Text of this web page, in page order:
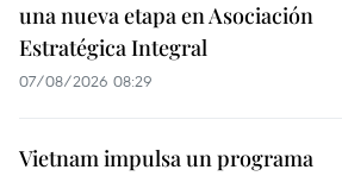
una nueva etapa en Asociación
Estratégica Integral
07/08/2026 08:29
Vietnam impulsa un programa